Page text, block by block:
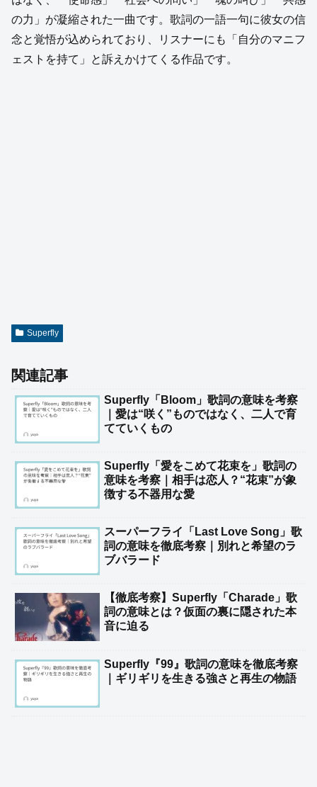
の力」が凝縮された一曲です。歌詞の一語一句に彼女の信
念と覚悟が込められており、リスナーにも「自分のマニフ
ェストを持て」と訴えかけてくる作品です。
Superfly
関連記事
Superfly「Bloom」歌詞の意味を考察
｜愛は“咲く”ものではなく、二人で育
てていくもの
Superfly「愛をこめて花束を」歌詞の
意味を考察｜相手は恋人？“花束”が象
徴する不器用な愛
スーパーフライ「Last Love Song」歌
詞の意味を徹底考察｜別れと希望のラ
ブバラード
【徹底考察】Superfly「Charade」歌
詞の意味とは？仮面の裏に隠された本
音に迫る
Superfly『99』歌詞の意味を徹底考察
｜ギリギリを生きる強さと再生の物語